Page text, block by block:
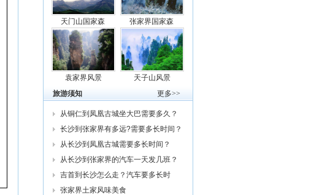
天门山国家森 张家界国家森
袁家界风景
天子山风景
更多>>
旅游须知
从铜仁到凤凰古城坐大巴需要多久？
车费
长沙到张家界有多远?需要多长时间？
从
从长沙到凤凰古城需要多长时间？
从长沙到张家界的汽车一天发几班？
需要
吉首到长沙怎么走？汽车要多长时
间？我
张家界土家风味美食